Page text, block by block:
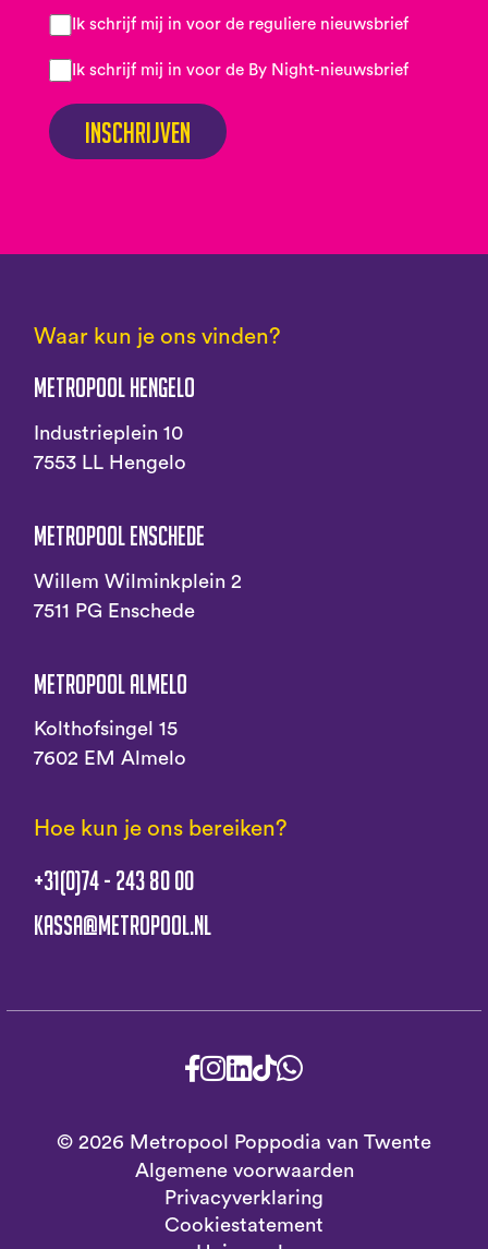
Ik schrijf mij in voor de reguliere nieuwsbrief
Ik schrijf mij in voor de By Night-nieuwsbrief
Inschrijven
Waar kun je ons vinden?
Metropool Hengelo
Industrieplein 10
7553 LL Hengelo
Metropool Enschede
Willem Wilminkplein 2
7511 PG Enschede
Metropool Almelo
Kolthofsingel 15
7602 EM Almelo
Hoe kun je ons bereiken?
+31(0)74 - 243 80 00
kassa@metropool.nl
© 2026 Metropool Poppodia van Twente
Algemene voorwaarden
Privacyverklaring
Cookiestatement